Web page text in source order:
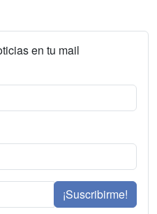
en tu mail
¡Suscribirme!